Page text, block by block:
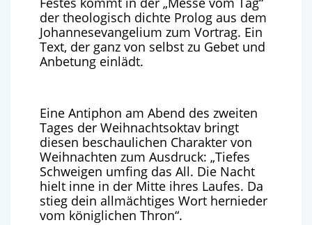
der theologisch dichte Prolog aus dem
Johannesevangelium zum Vortrag. Ein
Text, der ganz von selbst zu Gebet und
Anbetung einlädt.
Eine Antiphon am Abend des zweiten
Tages der Weihnachtsoktav bringt
diesen beschaulichen Charakter von
Weihnachten zum Ausdruck: „Tiefes
Schweigen umfing das All. Die Nacht
hielt inne in der Mitte ihres Laufes. Da
stieg dein allmächtiges Wort hernieder
vom königlichen Thron“.